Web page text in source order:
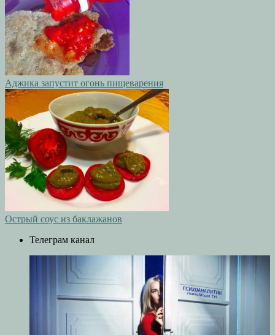
Аджика запустит огонь пищеварения
Острый соус из баклажанов
Телеграм канал